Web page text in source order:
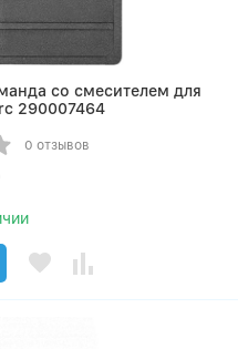
со смесителем для
290007464
0 отзывов